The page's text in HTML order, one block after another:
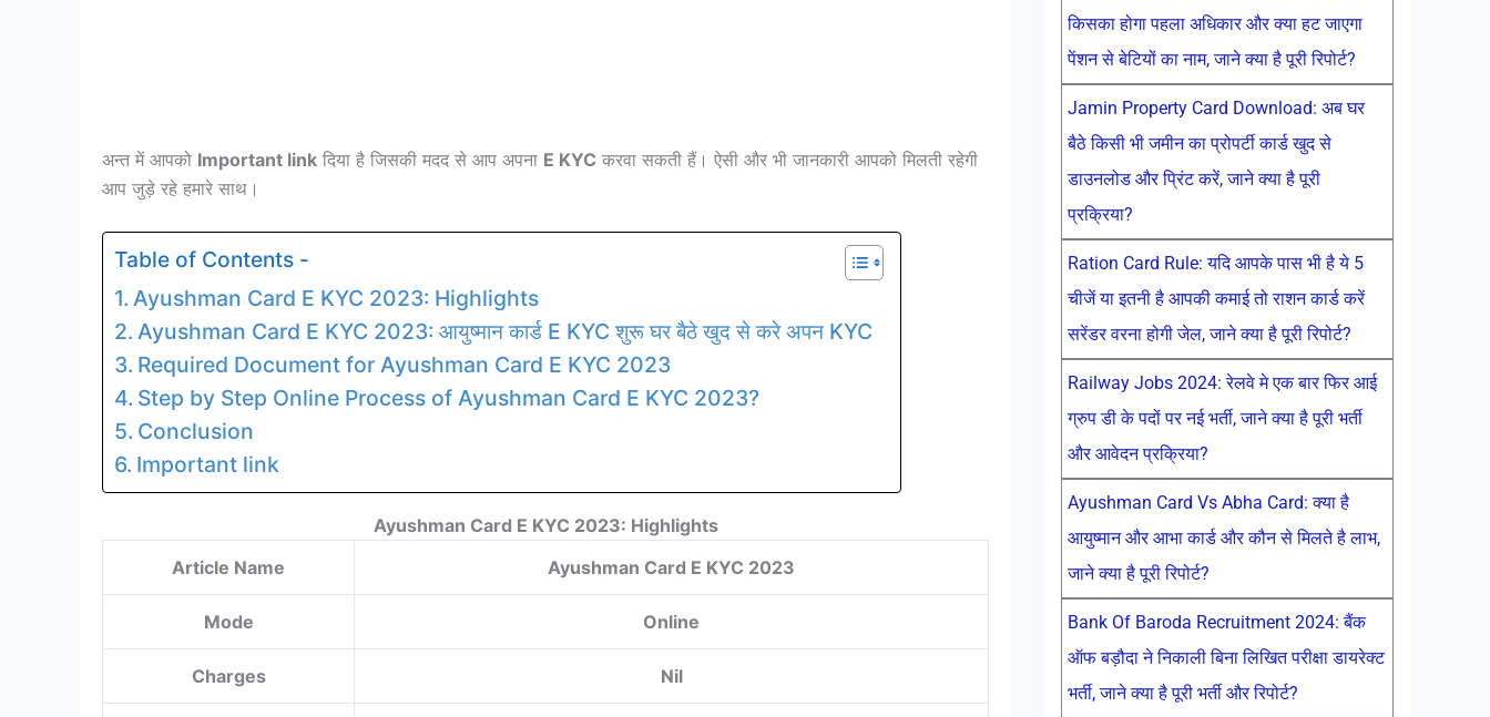
अन्त में आपको Important link दिया है जिसकी मदद से आप अपना E KYC करवा सकती हैं। ऐसी और भी जानकारी आपको मिलती रहेगी
आप जुड़े रहे हमारे साथ।
Table of Contents -
Ayushman Card E KYC 2023: Highlights
Ayushman Card E KYC 2023: आयुष्मान कार्ड E KYC शुरू घर बैठे खुद से करे अपन KYC
Required Document for Ayushman Card E KYC 2023
Step by Step Online Process of Ayushman Card E KYC 2023?
Conclusion
Important link
Ayushman Card E KYC 2023: Highlights
Article Name
Ayushman Card E KYC 2023
Mode Online
Charges Nil
किसका होगा पहला अधिकार और क्या हट जाएगा
पेंशन से बेटियों का नाम, जाने क्या है पूरी रिपोर्ट?
Jamin Property Card Download: अब घर
बैठे किसी भी जमीन का प्रोपर्टी कार्ड खुद से
डाउनलोड और प्रिंट करें, जाने क्या है पूरी
प्रक्रिया?
Ration Card Rule: यदि आपके पास भी है ये 5
चीजें या इतनी है आपकी कमाई तो राशन कार्ड करें
सरेंडर वरना होगी जेल, जाने क्या है पूरी रिपोर्ट?
Railway Jobs 2024: रेलवे मे एक बार फिर आई
ग्रुप डी के पदों पर नई भर्ती, जाने क्या है पूरी भर्ती
और आवेदन प्रक्रिया?
Ayushman Card Vs Abha Card: क्या है
आयुष्मान और आभा कार्ड और कौन से मिलते है लाभ,
जाने क्या है पूरी रिपोर्ट?
Bank Of Baroda Recruitment 2024: बैंक
ऑफ बड़ौदा ने निकाली बिना लिखित परीक्षा डायरेक्ट
भर्ती, जाने क्या है पूरी भर्ती और रिपोर्ट?